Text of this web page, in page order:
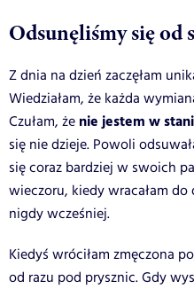
Odsunęliśmy się od
Z dnia na dzień zaczęłam
Wiedziałam, że każda
Czułam, że nie jestem w
się nie dzieje. Powoli
się coraz bardziej w swoich
wieczoru, kiedy wracałam do
nigdy wcześniej.
Kiedyś wróciłam zmęczona
od razu pod prysznic. Gdy